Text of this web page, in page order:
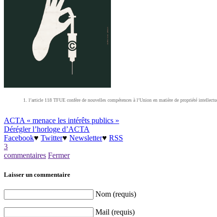
l’article 118 TFUE confère de nouvelles compétences à l’Union en matière de propriété
ACTA « menace les intérêts publics »
Dérégler l’horloge d’ACTA
Facebook♥ Twitter♥ Newsletter♥ RSS
3
commentaires Fermer
Laisser un commentaire
Nom (requis)
Mail (requis)